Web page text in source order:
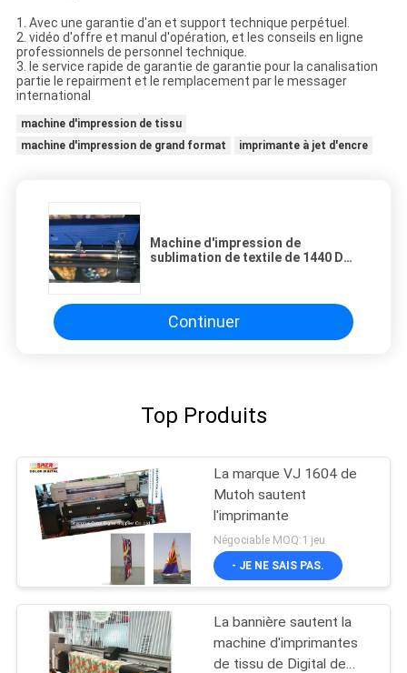
1. Avec une garantie d'an et support technique perpétuel.
2. vidéo d'offre et manul d'opération, et les conseils en ligne
professionnels de personnel technique.
3. le service rapide de garantie de garantie pour la canalisation
partie le repairment et le remplacement par le messager
international
machine d'impression de tissu
machine d'impression de grand format
imprimante à jet d'encre
Machine d'impression de
sublimation de textile de 1440 DPI
Continuer
Top Produits
La marque VJ 1604 de
Mutoh sautent
l'imprimante
Négociable MOQ:1 jeu
- JE NE SAIS PAS.
La bannière sautent la
machine d'imprimantes
de tissu de Digital de